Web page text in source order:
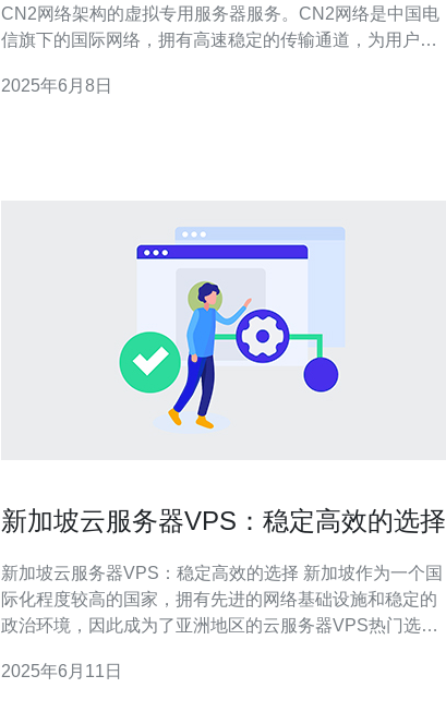
CN2网络架构的虚拟专用服务器服务。CN2网络是中国电
信旗下的国际网络，拥有高速稳定的传输通道，为用户提
心，拥有优越的网络基础设施和通信技术，结合CN2网
2025年6月8日
新加坡云服务器VPS：稳定高效的选择
新加坡云服务器VPS：稳定高效的选择 新加坡作为一个国
际化程度较高的国家，拥有先进的网络基础设施和稳定的
政治环境，因此成为了亚洲地区的云服务器VPS热门选
高效性。 新加坡云服务器VPS提供商通常拥有先进的数据
2025年6月11日